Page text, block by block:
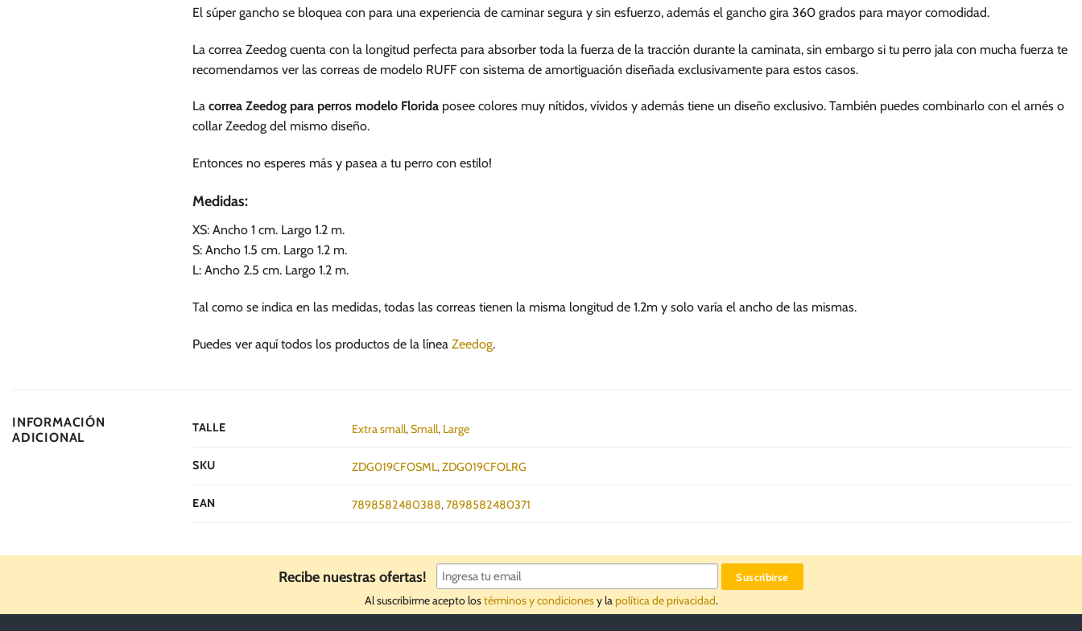
pueden
en
la
de
producto
pueden
en
la
de
pueden
en
la
de
pueden
en
la
de
pueden
en
de
El súper gancho se bloquea con para una experiencia de caminar segura y sin esfuerzo, además el gancho gira 360 grados para mayor comodidad.
La correa Zeedog cuenta con la longitud perfecta para absorber toda la fuerza de la tracción durante la caminata, sin embargo si tu perro jala con mucha fuerza te
recomendamos ver las correas de modelo RUFF con sistema de amortiguación diseñada exclusivamente para estos casos.
La correa Zeedog para perros modelo Florida posee colores muy nítidos, vívidos y además tiene un diseño exclusivo. También puedes combinarlo con el arnés o
collar Zeedog del mismo diseño.
Entonces no esperes más y pasea a tu perro con estilo!
Medidas:
XS: Ancho 1 cm. Largo 1.2 m.
S: Ancho 1.5 cm. Largo 1.2 m.
L: Ancho 2.5 cm. Largo 1.2 m.
Tal como se indica en las medidas, todas las correas tienen la misma longitud de 1.2m y solo varía el ancho de las mismas.
Puedes ver aquí todos los productos de la línea Zeedog.
INFORMACIÓN
ADICIONAL
TALLE Extra small,Small, Large
SKU ZDG019CFOSML,ZDG019CFOLRG
EAN 7898582480388,7898582480371
Recibe nuestras ofertas!
Al suscribirme acepto lostérminos y condicionesy lapolítica de privacidad.